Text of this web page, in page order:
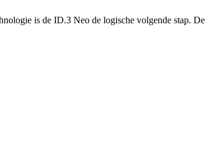
is de ID.3 Neo de logische volgende stap. De